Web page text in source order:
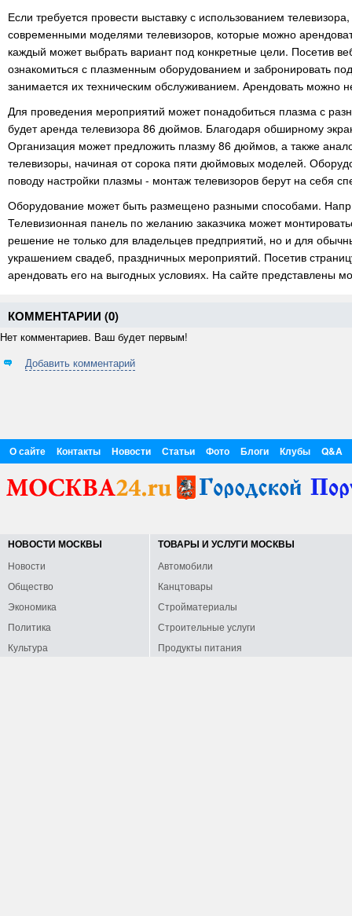
Если требуется провести выставку с использованием
современными моделями телевизоров, которые можно
каждый может выбрать вариант под конкретные цели. Посетив
ознакомиться с плазменным оборудованием и забронировать
занимается их техническим обслуживанием. Арендовать можно
Для проведения мероприятий может понадобиться плазма с
будет аренда телевизора 86 дюймов. Благодаря обширному
Организация может предложить плазму 86 дюймов, а также
телевизоры, начиная от сорока пяти дюймовых моделей.
поводу настройки плазмы - монтаж телевизоров берут на себя
Оборудование может быть размещено разными способами.
Телевизионная панель по желанию заказчика может
решение не только для владельцев предприятий, но и для
украшением свадеб, праздничных мероприятий. Посетив
арендовать его на выгодных условиях. На сайте представлены
КОММЕНТАРИИ (0)
Нет комментариев. Ваш будет первым!
Добавить комментарий
О сайте Контакты Новости Статьи Фото Блоги Клубы Q&A
НОВОСТИ МОСКВЫ
Новости
Общество
Экономика
Политика
Культура
ТОВАРЫ И УСЛУГИ МОСКВЫ
Автомобили
Канцтовары
Стройматериалы
Строительные услуги
Продукты питания